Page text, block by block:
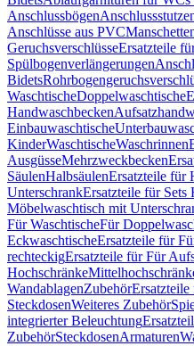
Anschlussbögen
Anschlüsse aus PVC
GeruchsverschlüsseErsatzteile
Spülbogenverlängerungen
Bidets
WaschtischeDoppelwaschtische
Handwaschbecken
Einbauwaschtische
KinderWaschtischeWaschrinnen
AusgüsseMehrzweckbecken
SäulenHalbsäulenErsatzteile für
UnterschrankErsatzteile für Sets
Möbelwaschtisch mit
Für WaschtischeFür
EckwaschtischeErsatzteile für
rechteckigErsatzteile für Für
Hochschränke
WandablagenZubehör
SteckdosenWeiteres Zubehör
integrierter Beleuchtung
ZubehörSteckdosenArmaturen